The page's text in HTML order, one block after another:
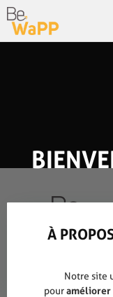
Qui sommes-
Rapports
À
Notre site
pouraméliorer